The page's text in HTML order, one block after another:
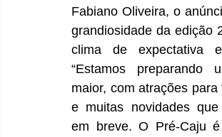
Fabiano Oliveira, o
grandiosidade da edição
clima de expectativa
“Estamos preparando
maior, com atrações
e muitas novidades
em breve. O Pré-Caju